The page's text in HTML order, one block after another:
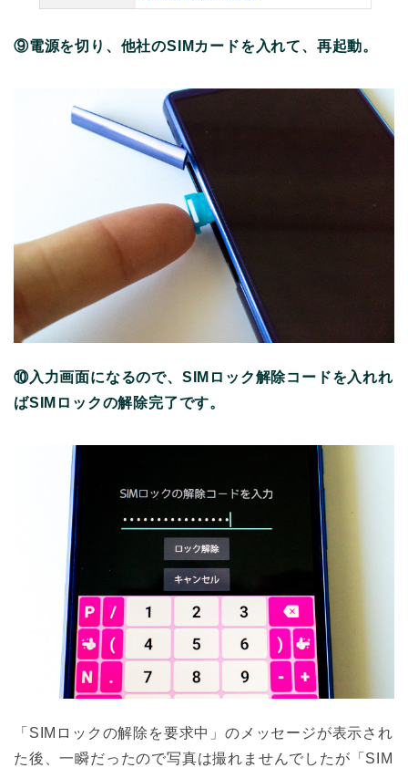
⑨電源を切り、他社のSIMカードを入れて、再起動。
⑩入力画面になるので、SIMロック解除コードを入れれ
ばSIMロックの解除完了です。
「SIMロックの解除を要求中」のメッセージが表示され
た後、一瞬だったので写真は撮れませんでしたが「SIM